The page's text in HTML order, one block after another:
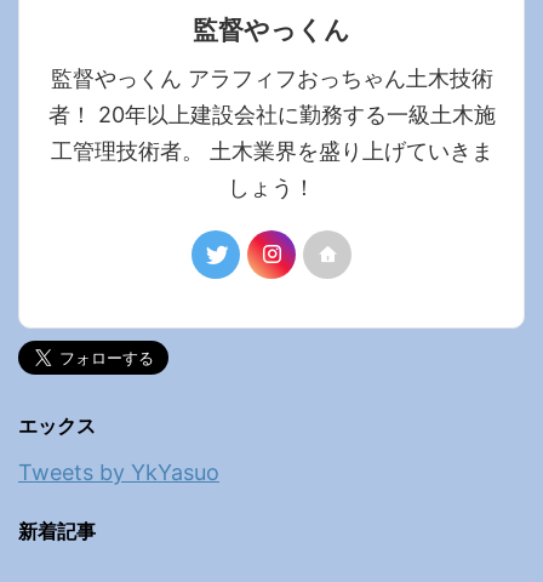
監督やっくん
監督やっくん アラフィフおっちゃん土木技術
者！ 20年以上建設会社に勤務する一級土木施
工管理技術者。 土木業界を盛り上げていきま
しょう！
エックス
Tweets by YkYasuo
新着記事